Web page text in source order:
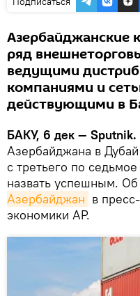
Азербайджанские
ряд
ведущими
компаниями и
действующими в
БАКУ, 6 дек — Sputnik.
Азербайджана в
с третьего по
назвать успешным.
Азербайджан в
экономики АР.